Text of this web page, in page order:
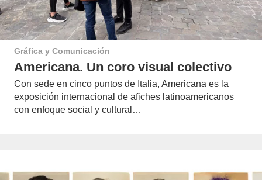
Gráfica y Comunicación
Americana. Un coro visual colectivo
Con sede en cinco puntos de Italia, Americana es la
exposición internacional de afiches latinoamericanos
con enfoque social y cultural…